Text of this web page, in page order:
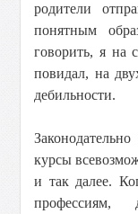
родители
понятным
говорить, я на
повидал, на
дебильности.
курсы
и так далее.
профессиям,